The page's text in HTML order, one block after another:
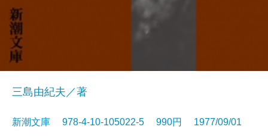
三島由紀夫／著
新潮文庫 978-4-10-105022-5 990円 1977/09/01